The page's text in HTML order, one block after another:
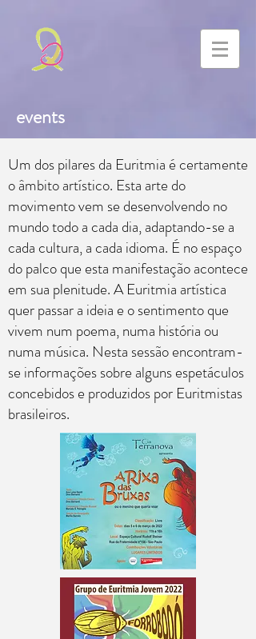
events
Um dos pilares da Euritmia é certamente
o âmbito artístico. Esta arte do
movimento vem se desenvolvendo no
mundo todo a cada dia, adaptando-se a
cada cultura, a cada idioma. É no espaço
do palco que esta manifestação acontece
em sua plenitude. A Euritmia artística
quer passar a ideia e o sentimento que
vivem num poema, numa história ou
numa música. Nesta sessão encontram-
se informações sobre alguns espetáculos
concebidos e produzidos por Euritmistas
brasileiros.